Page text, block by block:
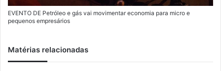
EVENTO DE Petróleo e gás vai movimentar economia para micro e
pequenos empresários
Matérias relacionadas